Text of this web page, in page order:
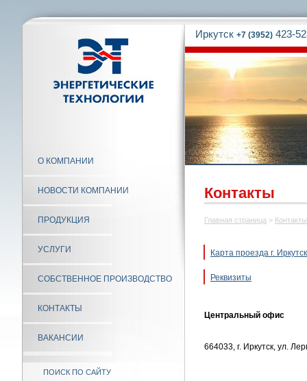
О КОМПАНИИ
НОВОСТИ КОМПАНИИ
ПРОДУКЦИЯ
УСЛУГИ
СОБСТВЕННОЕ ПРОИЗВОДСТВО
КОНТАКТЫ
ВАКАНСИИ
ПОИСК ПО САЙТУ
Иркутск +7 (3952) 423-
Контакты
Главная страница > Контакты
Карта проезда г. Иркутск
Реквизиты
Центральный офис
664033, г. Иркутск, ул.